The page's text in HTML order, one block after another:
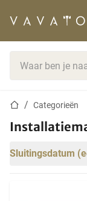
StartpaginaCategorieën
Sluitingsdatum